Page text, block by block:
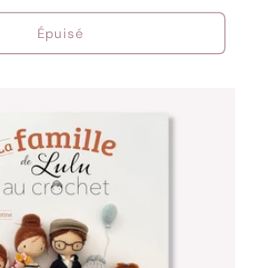
habituel
Épuisé